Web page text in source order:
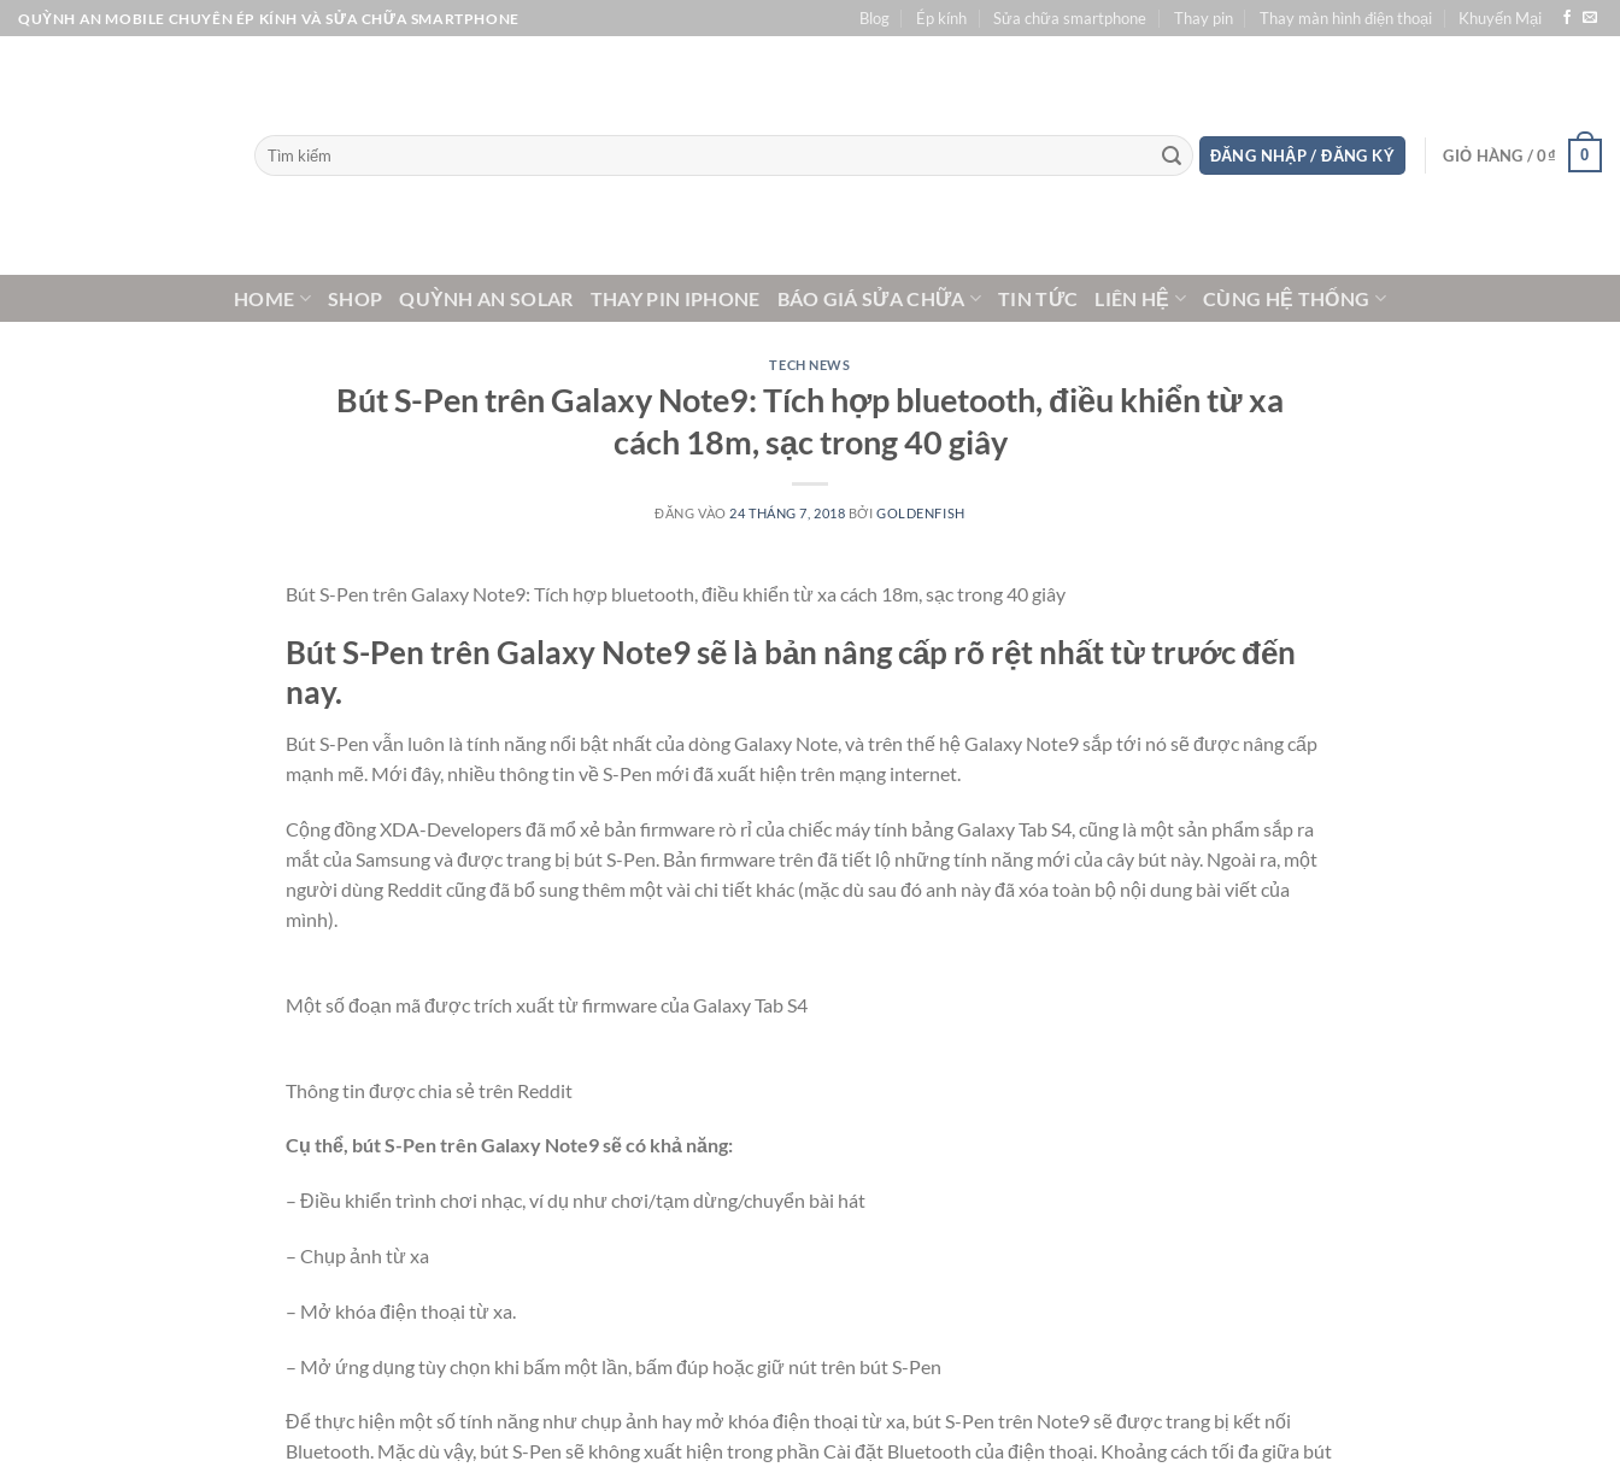
Bỏ
qua
QUỲNH AN MOBILE CHUYÊN ÉP KÍNH VÀ SỬA CHỮA SMARTPHONE Blog Ép kính Sửa chữa smartphone Thay pin Thay màn hình điện thoại Khuyến Mại
Tìm
kiếm:
ĐĂNG NHẬP / ĐĂNG KÝ GIỎ HÀNG /0₫ 0
HOME SHOP QUỲNH AN SOLAR THAY PIN IPHONE BÁO GIÁ SỬA CHỮA TIN TỨC LIÊN HỆ CÙNG HỆ THỐNG
TECH NEWS
Bút S-Pen trên Galaxy Note9: Tích hợp bluetooth, điều khiển từ xa
cách 18m, sạc trong 40 giây
ĐĂNG VÀO 24 THÁNG 7, 2018 BỞIGOLDENFISH
Bút S-Pen trên Galaxy Note9: Tích hợp bluetooth, điều khiển từ xa cách 18m, sạc trong 40 giây
Bút S-Pen trên Galaxy Note9 sẽ là bản nâng cấp rõ rệt nhất từ trước đến
nay.
Bút S-Pen vẫn luôn là tính năng nổi bật nhất của dòng Galaxy Note, và trên thế hệ Galaxy Note9 sắp tới nó sẽ được nâng cấp
mạnh mẽ. Mới đây, nhiều thông tin về S-Pen mới đã xuất hiện trên mạng internet.
Cộng đồng XDA-Developers đã mổ xẻ bản firmware rò rỉ của chiếc máy tính bảng Galaxy Tab S4, cũng là một sản phẩm sắp ra
mắt của Samsung và được trang bị bút S-Pen. Bản firmware trên đã tiết lộ những tính năng mới của cây bút này. Ngoài ra, một
người dùng Reddit cũng đã bổ sung thêm một vài chi tiết khác (mặc dù sau đó anh này đã xóa toàn bộ nội dung bài viết của
mình).
Một số đoạn mã được trích xuất từ firmware của Galaxy Tab S4
Thông tin được chia sẻ trên Reddit
Cụ thể, bút S-Pen trên Galaxy Note9 sẽ có khả năng:
– Điều khiển trình chơi nhạc, ví dụ như chơi/tạm dừng/chuyển bài hát
– Chụp ảnh từ xa
– Mở khóa điện thoại từ xa.
– Mở ứng dụng tùy chọn khi bấm một lần, bấm đúp hoặc giữ nút trên bút S-Pen
Để thực hiện một số tính năng như chụp ảnh hay mở khóa điện thoại từ xa, bút S-Pen trên Note9 sẽ được trang bị kết nối
Bluetooth. Mặc dù vậy, bút S-Pen sẽ không xuất hiện trong phần Cài đặt Bluetooth của điện thoại. Khoảng cách tối đa giữa bút